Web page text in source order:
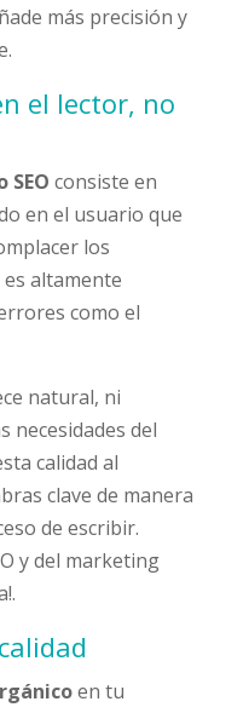
más precisión y
el lector, no
consiste en
en el usuario que
los
altamente
como el
natural, ni
necesidades del
calidad al
clave de manera
de escribir.
y del marketing
en tu